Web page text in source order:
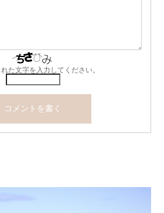
た文字を入力してください。